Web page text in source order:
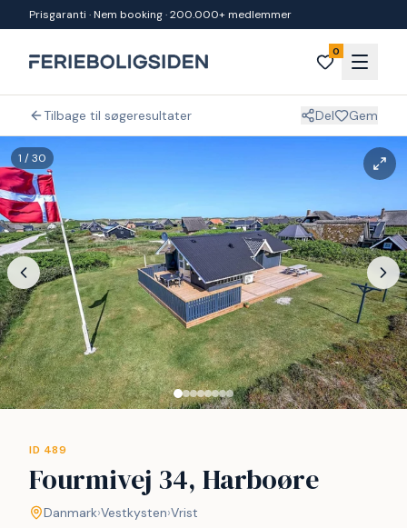
Spring til indhold
Prisgaranti · Nem booking · 200.000+ medlemmer
0
Tilbage til søgeresultater Del Gem
1 /30
ID 489
Fourmivej 34, Harboøre
Danmark›Vestkysten›Vrist